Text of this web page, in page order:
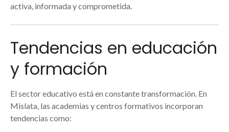
activa, informada y comprometida.
Tendencias en educación
y formación
El sector educativo está en constante transformación. En
Mislata, las academias y centros formativos incorporan
tendencias como: